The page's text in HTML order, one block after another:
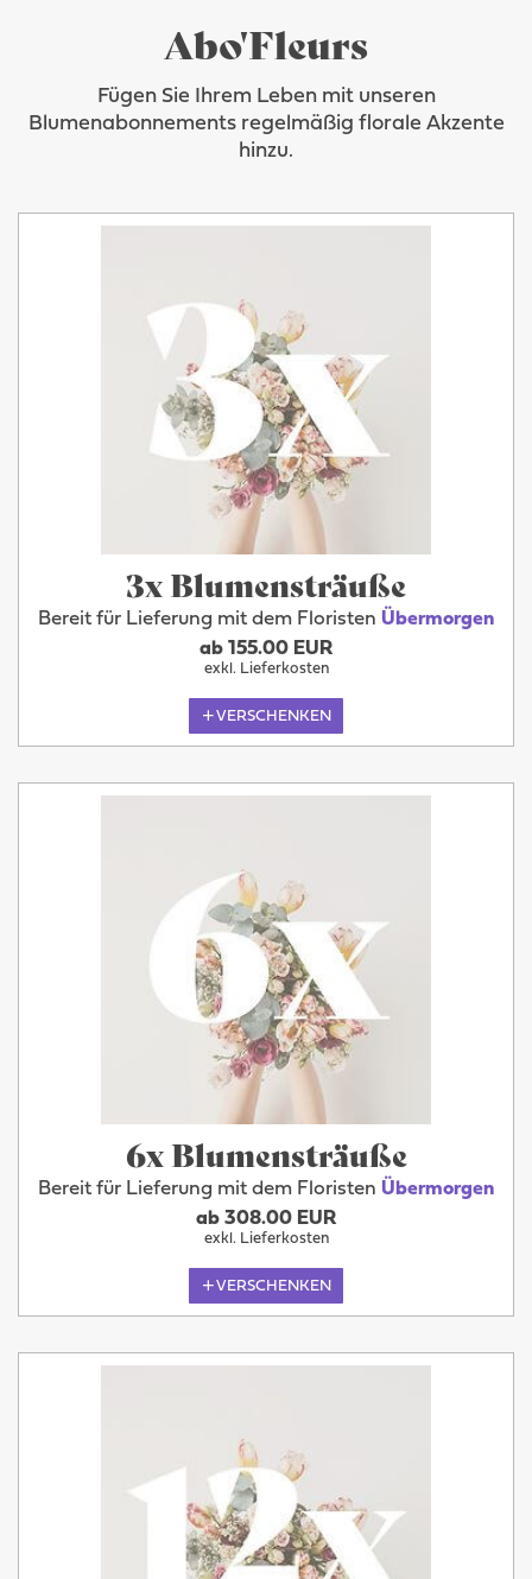
Abo'Fleurs
Fügen Sie Ihrem Leben mit unseren
Blumenabonnements regelmäßig florale Akzente
hinzu.
3x Blumensträuße
Bereit für Lieferung mit dem Floristen Übermorgen
ab 155.00 EUR
exkl. Lieferkosten
VERSCHENKEN
6x Blumensträuße
Bereit für Lieferung mit dem Floristen Übermorgen
ab 308.00 EUR
exkl. Lieferkosten
VERSCHENKEN